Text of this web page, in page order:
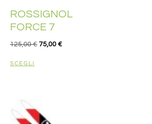
ROSSIGNOL
FORCE 7
125,00€ 75,00 €
SCEGLI